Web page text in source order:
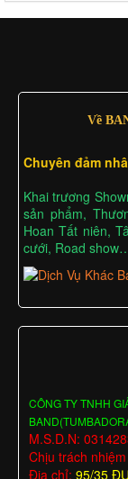
Về
Chuyên đảm
Khai trương
sản phẩm,
Hoan Tất niên,
cưới, Road
CÔNG TY TNHH
M.S.D.N:
Chịu trách
Địa chỉ: 95/35